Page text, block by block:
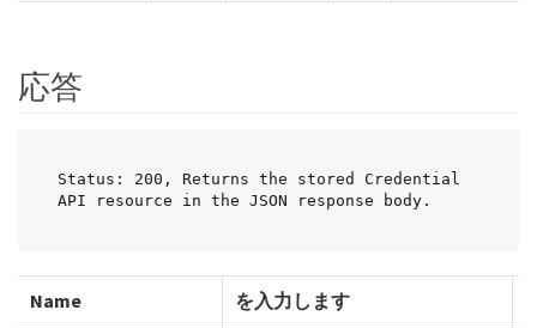
応答
Status: 200, Returns the stored Credential
API resource in the JSON response body.
Name を入力します